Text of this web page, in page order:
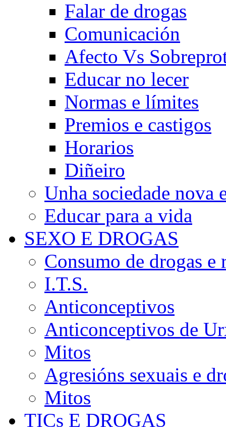
Falar de drogas
Comunicación
Afecto Vs
Educar no lecer
Normas e límites
Premios e castigos
Horarios
Diñeiro
Unha sociedade nova
Educar para a vida
SEXO E DROGAS
Consumo de drogas e
I.T.S.
Anticonceptivos
Anticonceptivos de
Mitos
Agresións sexuais e
Mitos
TICs E DROGAS